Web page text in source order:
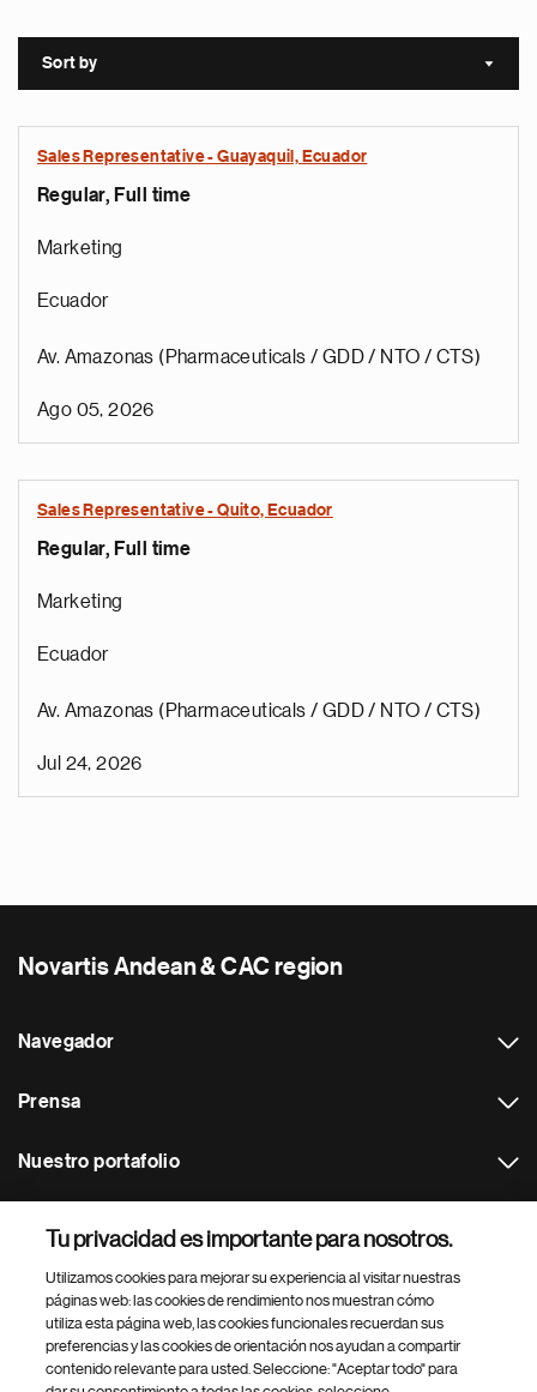
Sort by Sort
Sales Representative - Guayaquil, Ecuador
Regular, Full time
Marketing
Ecuador
Av. Amazonas (Pharmaceuticals / GDD / NTO / CTS)
Ago 05, 2026
Sales Representative - Quito, Ecuador
Regular, Full time
Marketing
Ecuador
Av. Amazonas (Pharmaceuticals / GDD / NTO / CTS)
Jul 24, 2026
Novartis Andean & CAC region
Navegador
Prensa
Nuestro portafolio
Footer Site Search
Tu privacidad es importante para nosotros.
Utilizamos cookies para mejorar su experiencia al visitar nuestras
páginas web: las cookies de rendimiento nos muestran cómo
utiliza esta página web, las cookies funcionales recuerdan sus
preferencias y las cookies de orientación nos ayudan a compartir
contenido relevante para usted. Seleccione: "Aceptar todo" para